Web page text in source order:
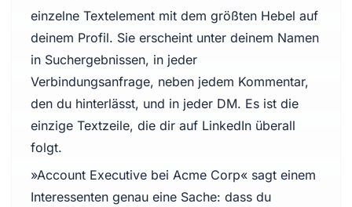
einzelne Textelement mit dem größten Hebel auf
deinem Profil. Sie erscheint unter deinem Namen
in Suchergebnissen, in jeder
Verbindungsanfrage, neben jedem Kommentar,
den du hinterlässt, und in jeder DM. Es ist die
einzige Textzeile, die dir auf LinkedIn überall
folgt.
»Account Executive bei Acme Corp« sagt einem
Interessenten genau eine Sache: dass du